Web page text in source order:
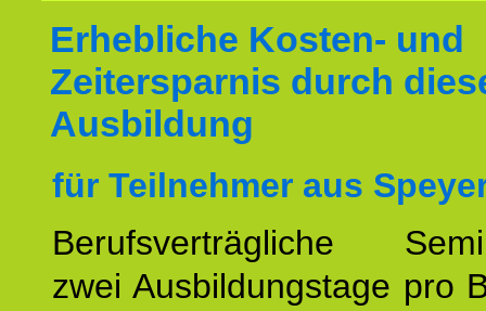
Erhebliche Kosten- und
Zeitersparnis durch
Ausbildung
für Teilnehmer aus
Berufsverträgliche
zwei Ausbildungstage pro